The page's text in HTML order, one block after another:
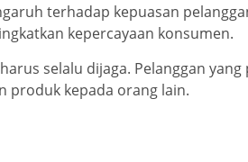
terhadap kepuasan
kepercayaan konsumen.
selalu dijaga. Pelanggan
produk kepada orang lain.